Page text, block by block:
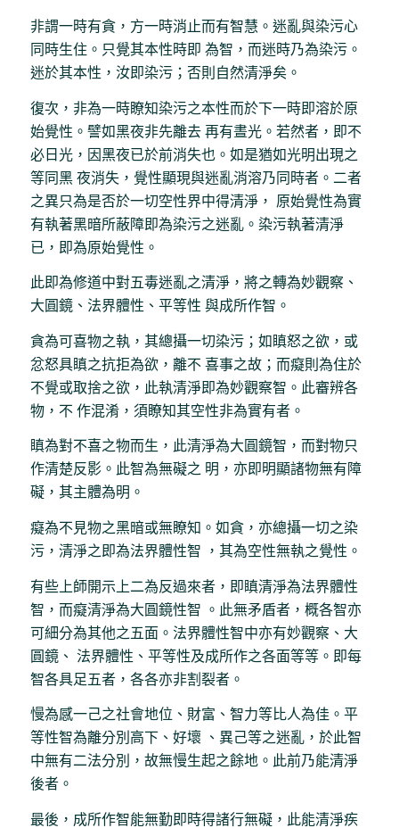
非謂一時有貪，方一時消止而有智慧。迷亂與染污心
同時生住。只覺其本性時即 為智，而迷時乃為染污。
迷於其本性，汝即染污；否則自然清淨矣。
復次，非為一時瞭知染污之本性而於下一時即溶於原
始覺性。譬如黑夜非先離去 再有晝光。若然者，即不
必日光，因黑夜已於前消失也。如是猶如光明出現之
等同黑 夜消失，覺性顯現與迷亂消溶乃同時者。二者
之異只為是否於一切空性界中得清淨， 原始覺性為實
有執著黑暗所蔽障即為染污之迷亂。染污執著清淨
已，即為原始覺性。
此即為修道中對五毒迷亂之清淨，將之轉為妙觀察、
大圓鏡、法界體性、平等性 與成所作智。
貪為可喜物之執，其總攝一切染污；如瞋怒之欲，或
忿怒具瞋之抗拒為欲，離不 喜事之故；而癡則為住於
不覺或取捨之欲，此執清淨即為妙觀察智。此審辨各
物，不 作混淆，須瞭知其空性非為實有者。
瞋為對不喜之物而生，此清淨為大圓鏡智，而對物只
作清楚反影。此智為無礙之 明，亦即明顯諸物無有障
礙，其主體為明。
癡為不見物之黑暗或無瞭知。如貪，亦總攝一切之染
污，清淨之即為法界體性智 ，其為空性無執之覺性。
有些上師開示上二為反過來者，即瞋清淨為法界體性
智，而癡清淨為大圓鏡性智 。此無矛盾者，概各智亦
可細分為其他之五面。法界體性智中亦有妙觀察、大
圓鏡、 法界體性、平等性及成所作之各面等等。即每
智各具足五者，各各亦非割裂者。
慢為感一己之社會地位、財富、智力等比人為佳。平
等性智為離分別高下、好壞 、異己等之迷亂，於此智
中無有二法分別，故無慢生起之餘地。此前乃能清淨
後者。
最後，成所作智能無勤即時得諸行無礙，此能清淨疾